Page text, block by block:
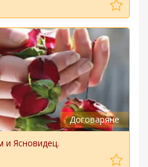
Ясновидец.
Договаряне